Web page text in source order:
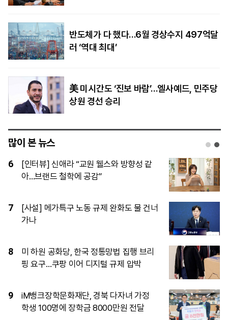
반도체가 다 했다…6월 경상수지 497억달
러 ‘역대 최대’
美 미시간도 ‘진보 바람’…엘사예드, 민주당
상원 경선 승리
많이 본 뉴스
1
국내 범죄·수사정보 손에 쥔 행안부…‘대검
범죄정보’ 중수청 승계
2
[시승기] 볼보 EX90, 전동화 시대에도 변
하지 않는 ‘안전과 편안함’
3
[사설] 10월 출범 중수청, 수사 역량 확보
에 전력을
4 현대리바트, B2C·B2B ‘양날의 칼’ 갈았다